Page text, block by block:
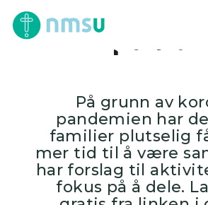
Hva skal vi
på nå?
På grunn av
pandemien har
familier plutselig
mer tid til å være
har forslag til
fokus på å dele.